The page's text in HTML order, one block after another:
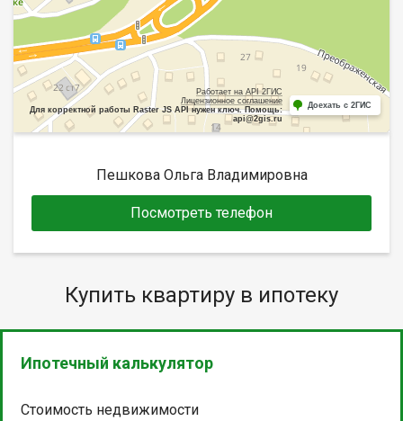
Работает на API 2ГИС
Лицензионное соглашение
Для корректной работы Raster JS API нужен ключ. Помощь:
api@2gis.ru
Доехать с 2ГИС
Пешкова Ольга Владимировна
Посмотреть телефон
Купить квартиру в ипотеку
Ипотечный калькулятор
Стоимость недвижимости